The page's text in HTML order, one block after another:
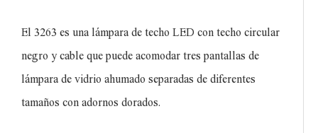
El 3263 es una lámpara de techo LED con techo circular
negro y cable que puede acomodar tres pantallas de
lámpara de vidrio ahumado separadas de diferentes
tamaños con adornos dorados.